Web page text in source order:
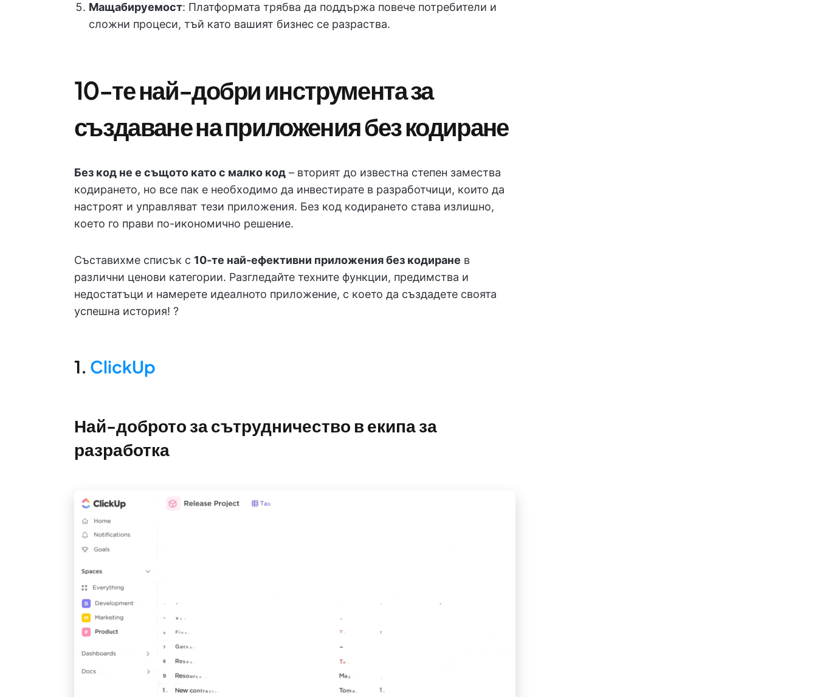
Мащабируемост: Платформата трябва да поддържа повече потребители и
сложни процеси, тъй като вашият бизнес се разраства.
10-те най-добри инструмента за
създаване на приложения без кодиране
Без код не е същото като с малко код – вторият до известна степен замества
кодирането, но все пак е необходимо да инвестирате в разработчици, които да
настроят и управляват тези приложения. Без код кодирането става излишно,
което го прави по-икономично решение.
Съставихме списък с 10-те най-ефективни приложения без кодиране в
различни ценови категории. Разгледайте техните функции, предимства и
недостатъци и намерете идеалното приложение, с което да създадете своята
успешна история! ?
1. ClickUp
Най-доброто за сътрудничество в екипа за
разработка